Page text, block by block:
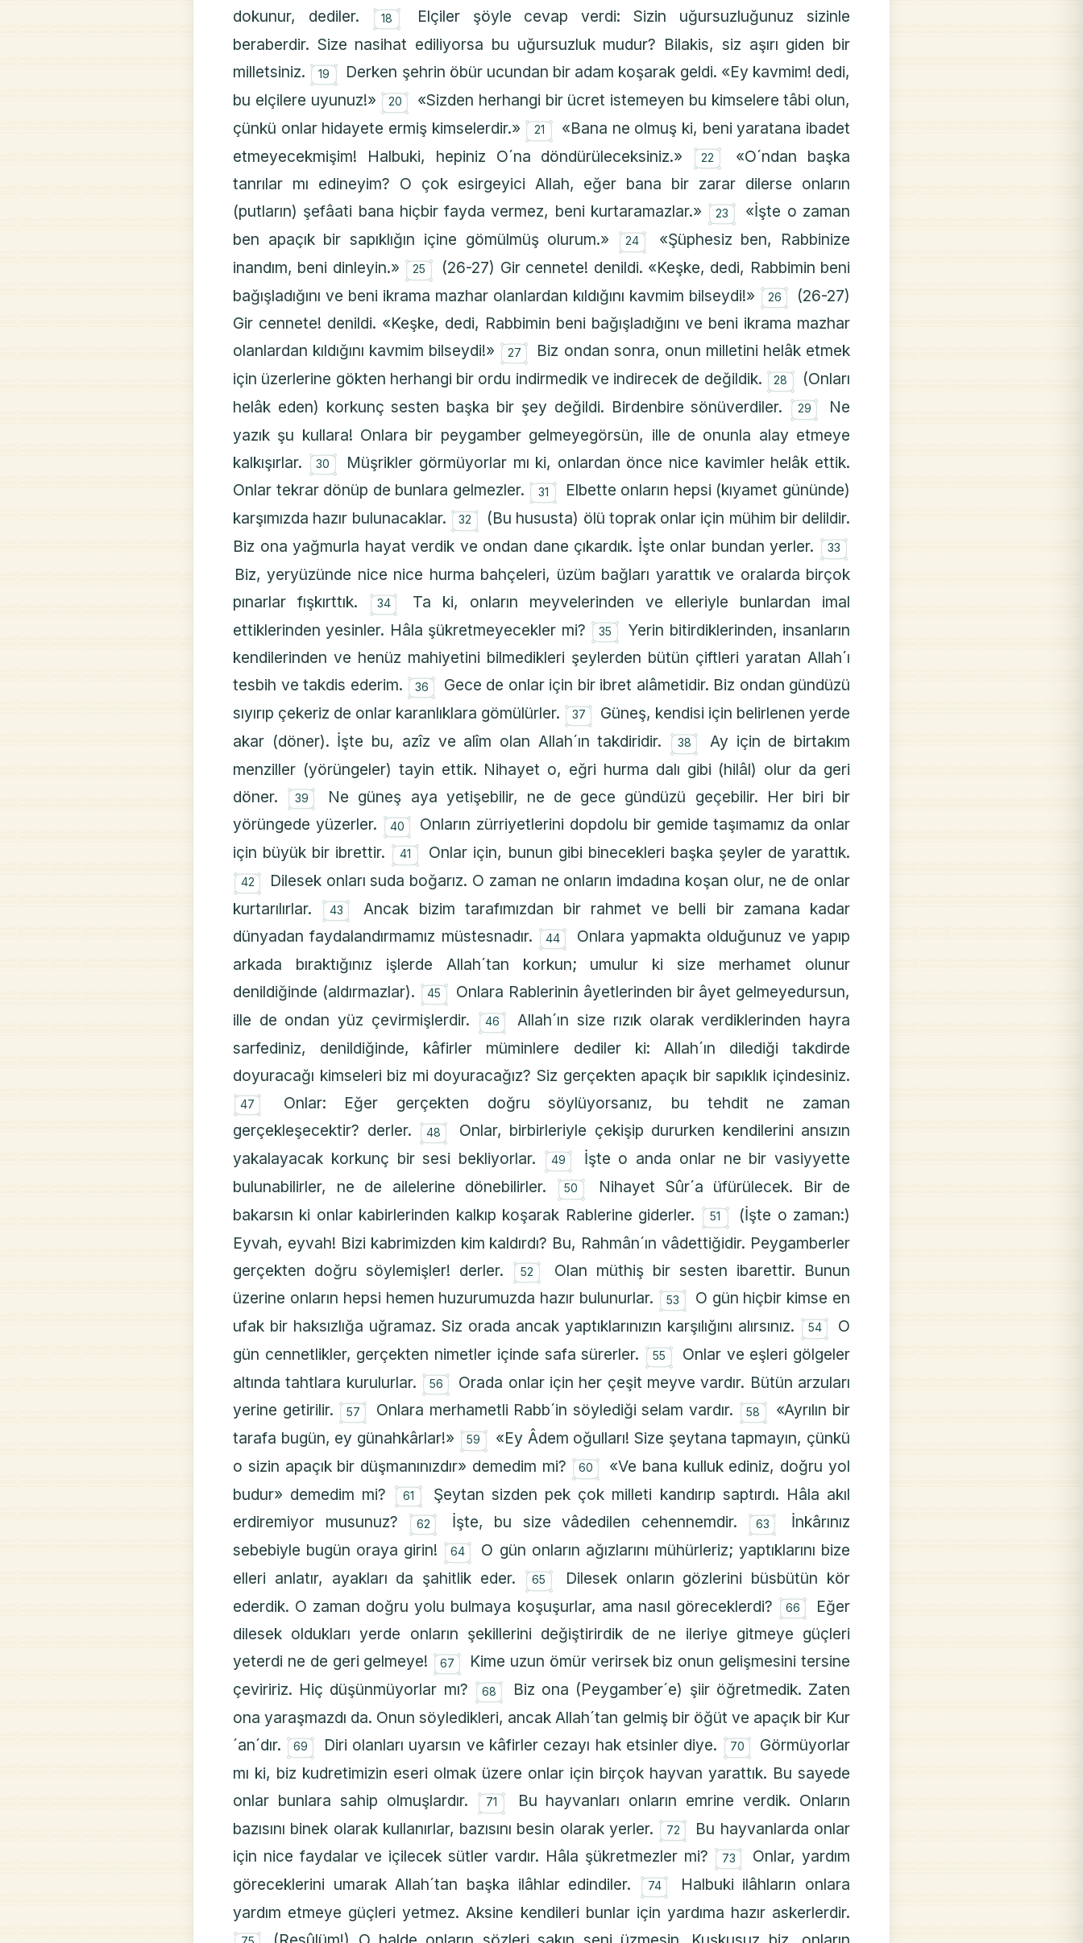
dokunur, dediler. ۝
18
Elçiler şöyle cevap verdi: Sizin uğursuzluğunuz sizinle
beraberdir. Size nasihat ediliyorsa bu uğursuzluk mudur? Bilakis, siz aşırı giden bir
milletsiniz. ۝
19
Derken şehrin öbür ucundan bir adam koşarak geldi. «Ey kavmim! dedi,
bu elçilere uyunuz!» ۝
20
«Sizden herhangi bir ücret istemeyen bu kimselere tâbi olun,
çünkü onlar hidayete ermiş kimselerdir.» ۝
21
«Bana ne olmuş ki, beni yaratana ibadet
etmeyecekmişim! Halbuki, hepiniz O´na döndürüleceksiniz.» ۝
22
«O´ndan başka
tanrılar mı edineyim? O çok esirgeyici Allah, eğer bana bir zarar dilerse onların
(putların) şefâati bana hiçbir fayda vermez, beni kurtaramazlar.» ۝
23
«İşte o zaman
ben apaçık bir sapıklığın içine gömülmüş olurum.» ۝
24
«Şüphesiz ben, Rabbinize
inandım, beni dinleyin.» ۝
25
(26-27) Gir cennete! denildi. «Keşke, dedi, Rabbimin beni
bağışladığını ve beni ikrama mazhar olanlardan kıldığını kavmim bilseydi!» ۝
26
(26-27)
Gir cennete! denildi. «Keşke, dedi, Rabbimin beni bağışladığını ve beni ikrama mazhar
olanlardan kıldığını kavmim bilseydi!» ۝
27
Biz ondan sonra, onun milletini helâk etmek
için üzerlerine gökten herhangi bir ordu indirmedik ve indirecek de değildik. ۝
28
(Onları
helâk eden) korkunç sesten başka bir şey değildi. Birdenbire sönüverdiler. ۝
29
Ne
yazık şu kullara! Onlara bir peygamber gelmeyegörsün, ille de onunla alay etmeye
kalkışırlar. ۝
30
Müşrikler görmüyorlar mı ki, onlardan önce nice kavimler helâk ettik.
Onlar tekrar dönüp de bunlara gelmezler. ۝
31
Elbette onların hepsi (kıyamet gününde)
karşımızda hazır bulunacaklar. ۝
32
(Bu hususta) ölü toprak onlar için mühim bir delildir.
Biz ona yağmurla hayat verdik ve ondan dane çıkardık. İşte onlar bundan yerler. ۝
33
Biz, yeryüzünde nice nice hurma bahçeleri, üzüm bağları yarattık ve oralarda birçok
pınarlar fışkırttık. ۝
34
Ta ki, onların meyvelerinden ve elleriyle bunlardan imal
ettiklerinden yesinler. Hâla şükretmeyecekler mi? ۝
35
Yerin bitirdiklerinden, insanların
kendilerinden ve henüz mahiyetini bilmedikleri şeylerden bütün çiftleri yaratan Allah´ı
tesbih ve takdis ederim. ۝
36
Gece de onlar için bir ibret alâmetidir. Biz ondan gündüzü
sıyırıp çekeriz de onlar karanlıklara gömülürler. ۝
37
Güneş, kendisi için belirlenen yerde
akar (döner). İşte bu, azîz ve alîm olan Allah´ın takdiridir. ۝
38
Ay için de birtakım
menziller (yörüngeler) tayin ettik. Nihayet o, eğri hurma dalı gibi (hilâl) olur da geri
döner. ۝
39
Ne güneş aya yetişebilir, ne de gece gündüzü geçebilir. Her biri bir
yörüngede yüzerler. ۝
40
Onların zürriyetlerini dopdolu bir gemide taşımamız da onlar
için büyük bir ibrettir. ۝
41 Onlar için, bunun gibi binecekleri başka şeyler de yarattık.
۝
42
Dilesek onları suda boğarız. O zaman ne onların imdadına koşan olur, ne de onlar
kurtarılırlar. ۝
43
Ancak bizim tarafımızdan bir rahmet ve belli bir zamana kadar
dünyadan faydalandırmamız müstesnadır. ۝
44
Onlara yapmakta olduğunuz ve yapıp
arkada bıraktığınız işlerde Allah´tan korkun; umulur ki size merhamet olunur
denildiğinde (aldırmazlar). ۝
45
Onlara Rablerinin âyetlerinden bir âyet gelmeyedursun,
ille de ondan yüz çevirmişlerdir. ۝
46
Allah´ın size rızık olarak verdiklerinden hayra
sarfediniz, denildiğinde, kâfirler müminlere dediler ki: Allah´ın dilediği takdirde
doyuracağı kimseleri biz mi doyuracağız? Siz gerçekten apaçık bir sapıklık içindesiniz.
۝
47
Onlar: Eğer gerçekten doğru söylüyorsanız, bu tehdit ne zaman
gerçekleşecektir? derler. ۝
48
Onlar, birbirleriyle çekişip dururken kendilerini ansızın
yakalayacak korkunç bir sesi bekliyorlar. ۝
49
İşte o anda onlar ne bir vasiyyette
bulunabilirler, ne de ailelerine dönebilirler. ۝
50
Nihayet Sûr´a üfürülecek. Bir de
bakarsın ki onlar kabirlerinden kalkıp koşarak Rablerine giderler. ۝
51
(İşte o zaman:)
Eyvah, eyvah! Bizi kabrimizden kim kaldırdı? Bu, Rahmân´ın vâdettiğidir. Peygamberler
gerçekten doğru söylemişler! derler. ۝
52
Olan müthiş bir sesten ibarettir. Bunun
üzerine onların hepsi hemen huzurumuzda hazır bulunurlar. ۝
53
O gün hiçbir kimse en
ufak bir haksızlığa uğramaz. Siz orada ancak yaptıklarınızın karşılığını alırsınız. ۝
54
O
gün cennetlikler, gerçekten nimetler içinde safa sürerler. ۝
55
Onlar ve eşleri gölgeler
altında tahtlara kurulurlar. ۝
56
Orada onlar için her çeşit meyve vardır. Bütün arzuları
yerine getirilir. ۝
57 Onlara merhametli Rabb´in söylediği selam vardır. ۝
58
«Ayrılın bir
tarafa bugün, ey günahkârlar!» ۝
59
«Ey Âdem oğulları! Size şeytana tapmayın, çünkü
o sizin apaçık bir düşmanınızdır» demedim mi? ۝
60
«Ve bana kulluk ediniz, doğru yol
budur» demedim mi? ۝
61
Şeytan sizden pek çok milleti kandırıp saptırdı. Hâla akıl
erdiremiyor musunuz? ۝
62 İşte, bu size vâdedilen cehennemdir. ۝
63
İnkârınız
sebebiyle bugün oraya girin! ۝
64
O gün onların ağızlarını mühürleriz; yaptıklarını bize
elleri anlatır, ayakları da şahitlik eder. ۝
65
Dilesek onların gözlerini büsbütün kör
ederdik. O zaman doğru yolu bulmaya koşuşurlar, ama nasıl göreceklerdi? ۝
66
Eğer
dilesek oldukları yerde onların şekillerini değiştirirdik de ne ileriye gitmeye güçleri
yeterdi ne de geri gelmeye! ۝
67
Kime uzun ömür verirsek biz onun gelişmesini tersine
çeviririz. Hiç düşünmüyorlar mı? ۝
68
Biz ona (Peygamber´e) şiir öğretmedik. Zaten
ona yaraşmazdı da. Onun söyledikleri, ancak Allah´tan gelmiş bir öğüt ve apaçık bir Kur
´an´dır. ۝
69 Diri olanları uyarsın ve kâfirler cezayı hak etsinler diye. ۝
70
Görmüyorlar
mı ki, biz kudretimizin eseri olmak üzere onlar için birçok hayvan yarattık. Bu sayede
onlar bunlara sahip olmuşlardır. ۝
71
Bu hayvanları onların emrine verdik. Onların
bazısını binek olarak kullanırlar, bazısını besin olarak yerler. ۝
72
Bu hayvanlarda onlar
için nice faydalar ve içilecek sütler vardır. Hâla şükretmezler mi? ۝
73
Onlar, yardım
göreceklerini umarak Allah´tan başka ilâhlar edindiler. ۝
74
Halbuki ilâhların onlara
yardım etmeye güçleri yetmez. Aksine kendileri bunlar için yardıma hazır askerlerdir.